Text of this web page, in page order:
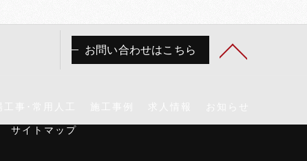
お問い合わせはこちら
サイトマップ